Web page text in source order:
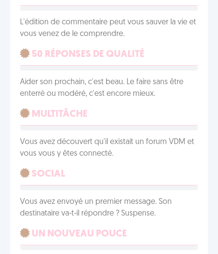
L'édition de commentaire peut vous sauver la vie et
vous venez de le comprendre.
50 RÉPONSES DE QUALITÉ
Aider son prochain, c'est beau. Le faire sans être
enterré ou modéré, c'est encore mieux.
MULTITÂCHE
Vous avez découvert qu'il existait un forum VDM et
vous vous y êtes connecté.
SOCIAL
Vous avez envoyé un premier message. Son
destinataire va-t-il répondre ? Suspense.
UN NOUVEAU POUCE